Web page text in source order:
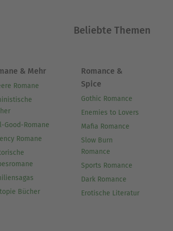
Beliebte Themen
& Mehr
Romane
Good-Romane
Romane
Bücher
Romance &
Spice
Gothic Romance
Enemies to Lovers
Mafia Romance
Slow Burn
Romance
Sports Romance
Dark Romance
Erotische Literatur